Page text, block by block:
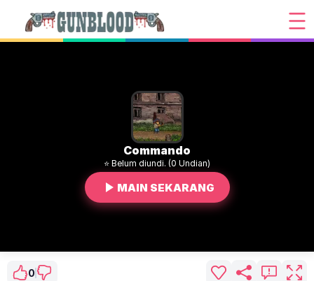
Commando
⭐ Belum diundi. (0 Undian)
MAIN SEKARANG
0